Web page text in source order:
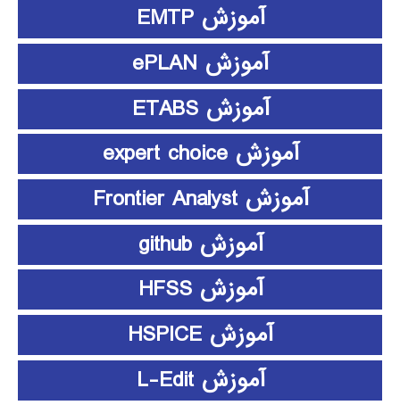
آموزش EMTP
آموزش ePLAN
آموزش ETABS
آموزش expert choice
آموزش Frontier Analyst
آموزش github
آموزش HFSS
آموزش HSPICE
آموزش L-Edit